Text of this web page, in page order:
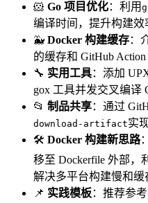
🐹 Go 项目优化：利用
编译时间，提升构建效
🐳 Docker 构建缓存：
的缓存和 GitHub
🔧 实用工具：添加
gox 工具并发交叉编译
📂 制品共享：通过
download-artifact实
🛠️ Docker 构建新思路
移至 Dockerfile 外部，
解决多平台构建慢和缓
📌 实践模板：推荐参考